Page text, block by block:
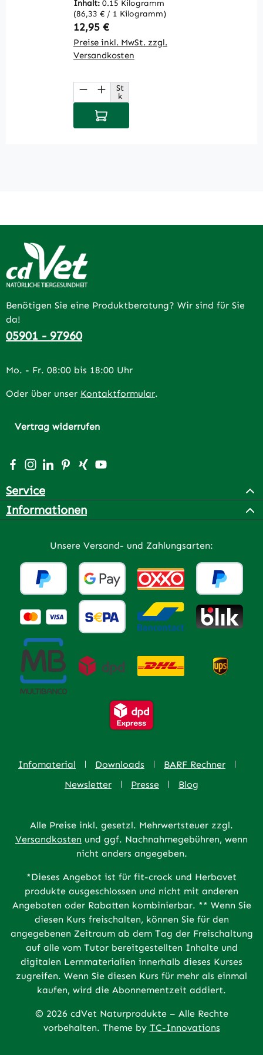
Inhalt: 0.15 Kilogramm
(86,33 € / 1 Kilogramm)
Regulärer Preis:
12,95 €
Preise inkl. MwSt. zzgl.
Versandkosten
Produkt Anzahl: Gib den
St
k
In den Warenkorb
Benötigen Sie eine Produktberatung? Wir sind für Sie
da!
05901 - 97960
Mo. - Fr. 08:00 bis 18:00 Uhr
Oder über unser Kontaktformular.
Vertrag widerrufen
Besuche uns auf Facebook – öffnet in neuem Tab
Schau auf Instagram vorbei – öffnet in neuem Tab
Vernetze dich mit uns auf LinkedIn – öffnet in
Lass dich auf Pinterest inspirieren – öffnet
Vernetze dich mit uns auf Xing – öffnet
Sieh dir unsere Videos auf YouTube
Service
Informationen
Unsere Versand- und Zahlungsarten:
Infomaterial Downloads
BARF Rechner
Newsletter
Presse Blog
Alle Preise inkl. gesetzl. Mehrwertsteuer zzgl.
Versandkosten und ggf. Nachnahmegebühren, wenn
nicht anders angegeben.
*Dieses Angebot ist für fit-crock und Herbavet
produkte ausgeschlossen und nicht mit anderen
Angeboten oder Rabatten kombinierbar. ** Wenn Sie
diesen Kurs freischalten, können Sie für den
angegebenen Zeitraum ab dem Tag der Freischaltung
auf alle vom Tutor bereitgestellten Inhalte und
digitalen Lernmaterialien innerhalb dieses Kurses
zugreifen. Wenn Sie diesen Kurs für mehr als einmal
kaufen, wird die Abonnementzeit addiert.
© 2026 cdVet Naturprodukte – Alle Rechte
vorbehalten. Theme by TC-Innovations